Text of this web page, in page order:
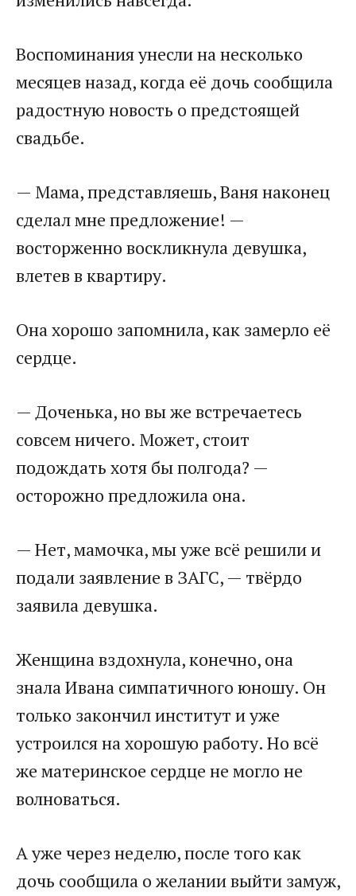
Воспоминания унесли на несколько
месяцев назад, когда её дочь сообщила
радостную новость о предстоящей
свадьбе.
— Мама, представляешь, Ваня наконец
сделал мне предложение! —
восторженно воскликнула девушка,
влетев в квартиру.
Она хорошо запомнила, как замерло её
сердце.
— Доченька, но вы же встречаетесь
совсем ничего. Может, стоит
подождать хотя бы полгода? —
осторожно предложила она.
— Нет, мамочка, мы уже всё решили и
подали заявление в ЗАГС, — твёрдо
заявила девушка.
Женщина вздохнула, конечно, она
знала Ивана симпатичного юношу. Он
только закончил институт и уже
устроился на хорошую работу. Но всё
же материнское сердце не могло не
волноваться.
А уже через неделю, после того как
дочь сообщила о желании выйти замуж,